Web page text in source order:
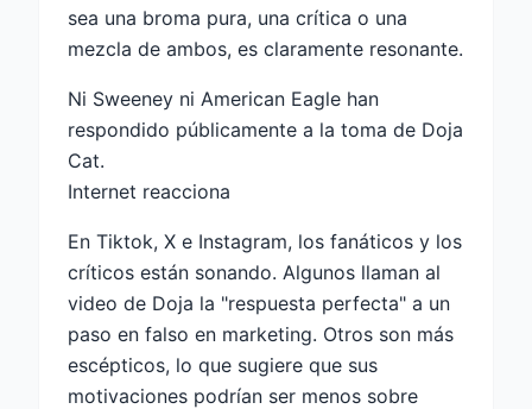
sea una broma pura, una crítica o una
mezcla de ambos, es claramente resonante.
Ni Sweeney ni American Eagle han
respondido públicamente a la toma de Doja
Cat.
Internet reacciona
En Tiktok, X e Instagram, los fanáticos y los
críticos están sonando. Algunos llaman al
video de Doja la "respuesta perfecta" a un
paso en falso en marketing. Otros son más
escépticos, lo que sugiere que sus
motivaciones podrían ser menos sobre